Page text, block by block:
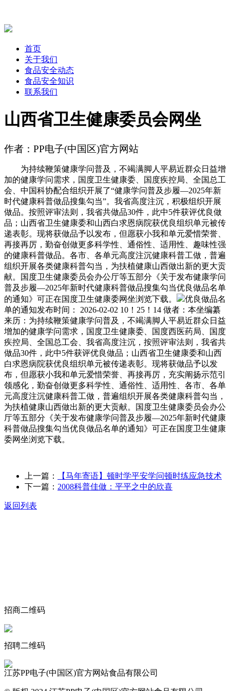
首页
关于我们
食品安全动态
食品安全知识
联系我们
山西省卫生健康委员会网坐
作者：PP电子(中国区)官方网站
为持续鞭策健康学问普及，不竭满脚人平易近群众日益增
加的健康学问需求，国度卫生健康委、国度疾控局、全国总工
会、中国科协配合组织开展了“健康学问普及步履—2025年新
时代健康科普做品搜集勾当”。我省高度注沉，积极组织开展
做品。按照评审法则，我省共做品30件，此中5件获评优良做
品；山西省卫生健康委和山西白求恩病院获优良组织单元被传
递表彰。现将获做品予以发布，但愿获小我和单元爱惜荣誉、
再接再厉，勤奋创做更多科学性、通俗性、适用性、趣味性强
的健康科普做品。各市、各单元高度注沉健康科普工做，普遍
组织开展各类健康科普勾当，为扶植健康山西做出新的更大贡
献。国度卫生健康委员会办公厅等五部分《关于发布健康学问
普及步履—2025年新时代健康科普做品搜集勾当优良做品名单
的通知》可正在国度卫生健康委网坐浏览下载。
优良做品名
单的通知发布时间： 2026-02-02 10！25！14 做者：本坐编纂
来历：为持续鞭策健康学问普及，不竭满脚人平易近群众日益
增加的健康学问需求，国度卫生健康委、国度西医药局、国度
疾控局、全国总工会、我省高度注沉，按照评审法则，我省共
做品30件，此中5件获评优良做品；山西省卫生健康委和山西
白求恩病院获优良组织单元被传递表彰。现将获做品予以发
布，但愿获小我和单元爱惜荣誉、再接再厉，充实阐扬示范引
领感化，勤奋创做更多科学性、通俗性、适用性、各市、各单
元高度注沉健康科普工做，普遍组织开展各类健康科普勾当，
为扶植健康山西做出新的更大贡献。国度卫生健康委员会办公
厅等五部分《关于发布健康学问普及步履—2025年新时代健康
科普做品搜集勾当优良做品名单的通知》可正在国度卫生健康
委网坐浏览下载。
上一篇：
【马年寄语】顿时学平安学问顿时练应急技术
下一篇： 2008科普佳做：平平之中的欣喜
返回列表
招商二维码
招聘二维码
江苏PP电子(中国区)官方网站食品有限公司